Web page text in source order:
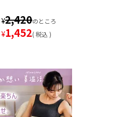
¥2,420のところ
¥1,452 税込